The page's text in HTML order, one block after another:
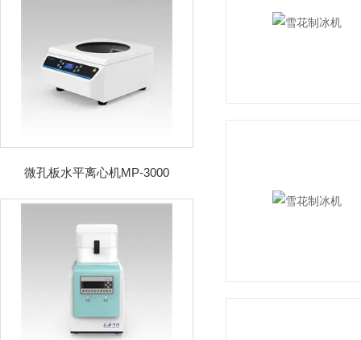
微孔板水平离心机MP-3000